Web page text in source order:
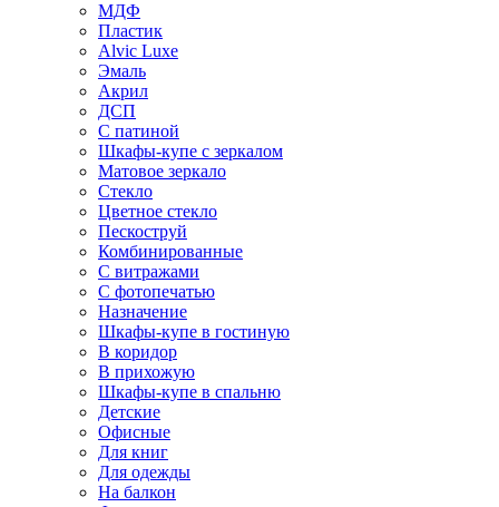
МДФ
Пластик
Alvic Luxe
Эмаль
Акрил
ДСП
С патиной
Шкафы-купе с зеркалом
Матовое зеркало
Стекло
Цветное стекло
Пескоструй
Комбинированные
С витражами
С фотопечатью
Назначение
Шкафы-купе в гостиную
В коридор
В прихожую
Шкафы-купе в спальню
Детские
Офисные
Для книг
Для одежды
На балкон